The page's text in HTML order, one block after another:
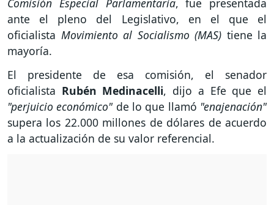
Comisión Especial Parlamentaria, fue presentada
ante el pleno del Legislativo, en el que el
oficialista Movimiento al Socialismo (MAS) tiene la
mayoría.
El presidente de esa comisión, el senador
oficialista Rubén Medinacelli, dijo a Efe que el
"perjuicio económico" de lo que llamó "enajenación"
supera los 22.000 millones de dólares de acuerdo
a la actualización de su valor referencial.